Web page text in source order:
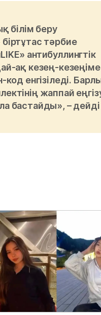
білім беру
тәрбие
антибуллингтік
ақ кезең-
енгізіледі.
жаппай
бастайды», – дейді